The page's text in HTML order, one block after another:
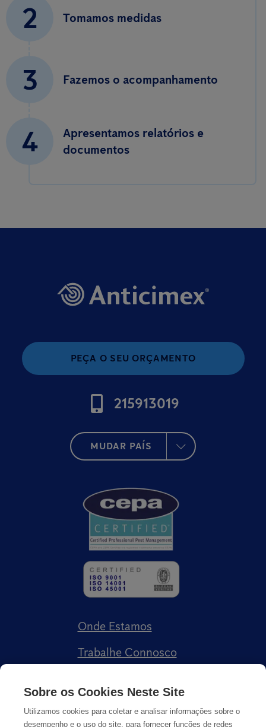
2 Tomamos medidas
3 Fazemos o acompanhamento
4
Apresentamos relatórios e
documentos
PEÇA O SEU ORÇAMENTO
215913019
MUDAR PAÍS
Onde Estamos
Trabalhe Connosco
Sobre os Cookies Neste Site
Utilizamos cookies para coletar e analisar informações sobre o
desempenho e o uso do site, para fornecer funções de redes